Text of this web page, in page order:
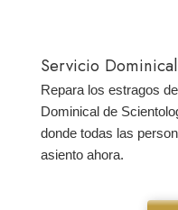
Servicio
Repara los estragos
Dominical de
donde todas las
asiento ahora.